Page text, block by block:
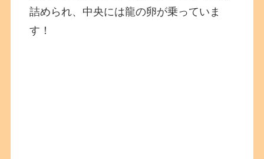
詰められ、中央には龍の卵が乗っていま
す！